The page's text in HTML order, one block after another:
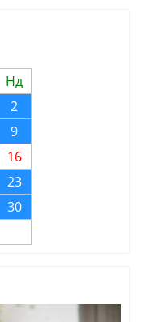
Нд
2
9
16
23
30